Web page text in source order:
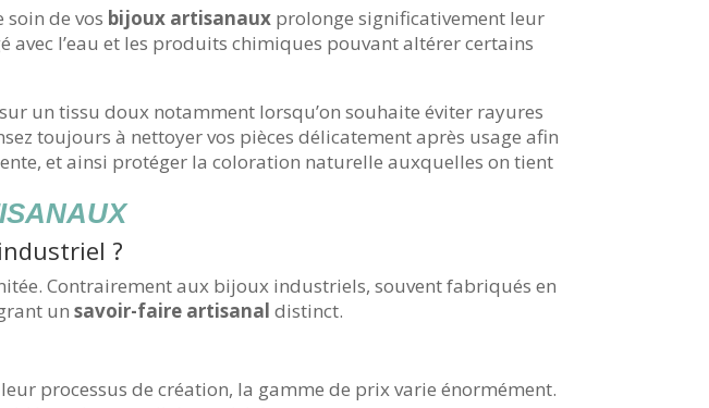
soin de vos bijoux artisanaux prolonge significativement leur
l’eau et les produits chimiques pouvant altérer certains
un tissu doux notamment lorsqu’on souhaite éviter rayures
toujours à nettoyer vos pièces délicatement après usage afin
et ainsi protéger la coloration naturelle auxquelles on tient
?
Contrairement aux bijoux industriels, souvent fabriqués en
unsavoir-faire artisanal distinct.
processus de création, la gamme de prix varie énormément.